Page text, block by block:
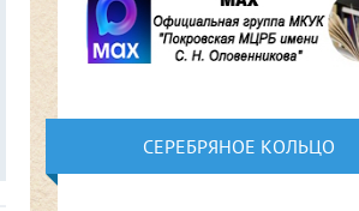
СЕРЕБРЯНОЕ КОЛЬЦО